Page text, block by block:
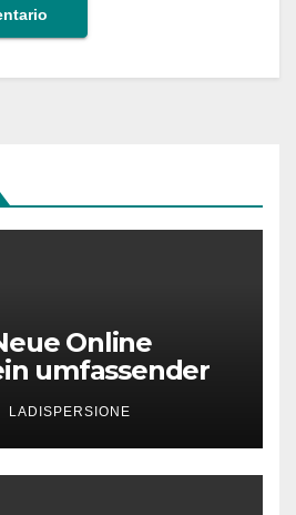
Online
umfassender
moderne
LADISPERSIONE